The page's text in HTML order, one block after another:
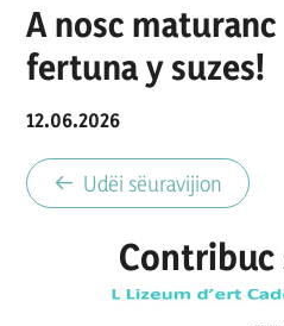
A nosc
fertuna y suzes!
12.06.2026
Udëi sëuravijion
Contribuc